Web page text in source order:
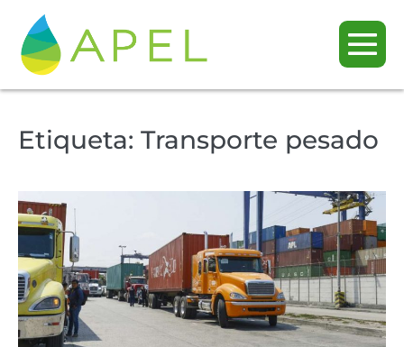
Etiqueta: Transporte pesado